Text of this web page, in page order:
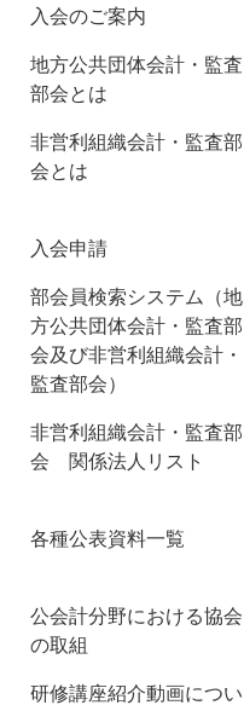
入会のご案内
地方公共団体会計・監査
部会とは
非営利組織会計・監査部
会とは
入会申請
部会員検索システム（地
方公共団体会計・監査部
会及び非営利組織会計・
監査部会）
非営利組織会計・監査部
会 関係法人リスト
各種公表資料一覧
公会計分野における協会
の取組
研修講座紹介動画につい